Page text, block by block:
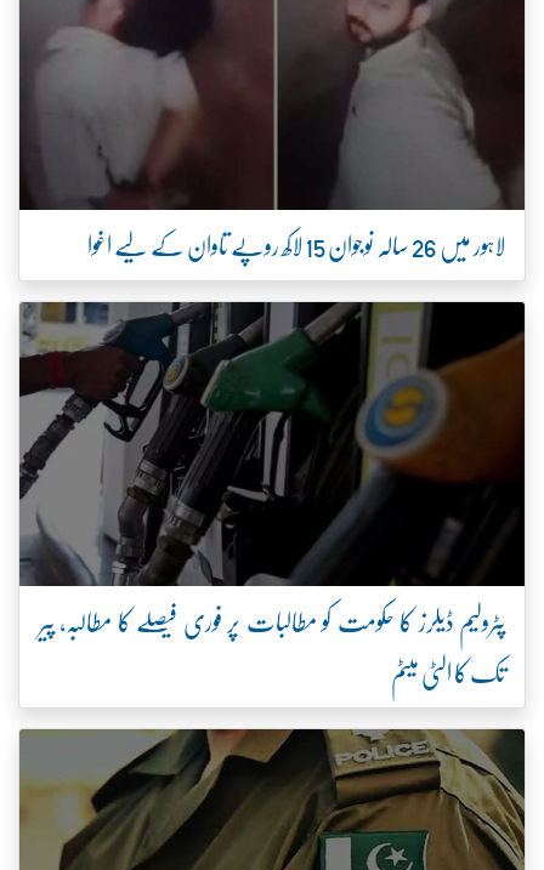
لاہور میں 26 سالہ نوجوان 15 لاکھ روپے تاوان کے لیے اغوا
پٹرولیم ڈیلرز کا حکومت کو مطالبات پر فوری فیصلے کا مطالبہ، پیر
تک کا الٹی میٹم